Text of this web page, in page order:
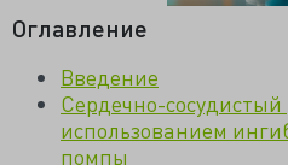
Оглавление
Введение
Сердечно-
использованием
помпы